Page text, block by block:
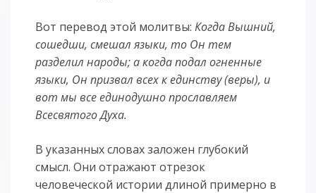
Вот перевод этой молитвы:Когда Вышний,
сошедши, смешал языки, то Он тем
разделил народы; а когда подал огненные
языки, Он призвал всех к единству (веры), и
вот мы все единодушно прославляем
Всесвятого Духа.
В указанных словах заложен глубокий
смысл. Они отражают отрезок
человеческой истории длиной примерно в